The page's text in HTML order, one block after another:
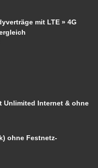
mit LTE » 4G
Unlimited Internet & ohne
ohne Festnetz-